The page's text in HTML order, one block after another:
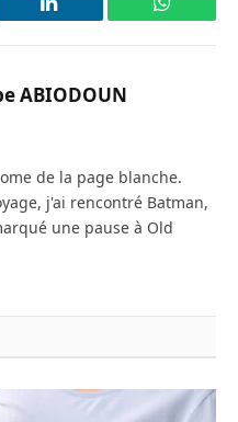
LinkedIn
ABIODOUN
de la page blanche.
j'ai rencontré Batman,
une pause à Old